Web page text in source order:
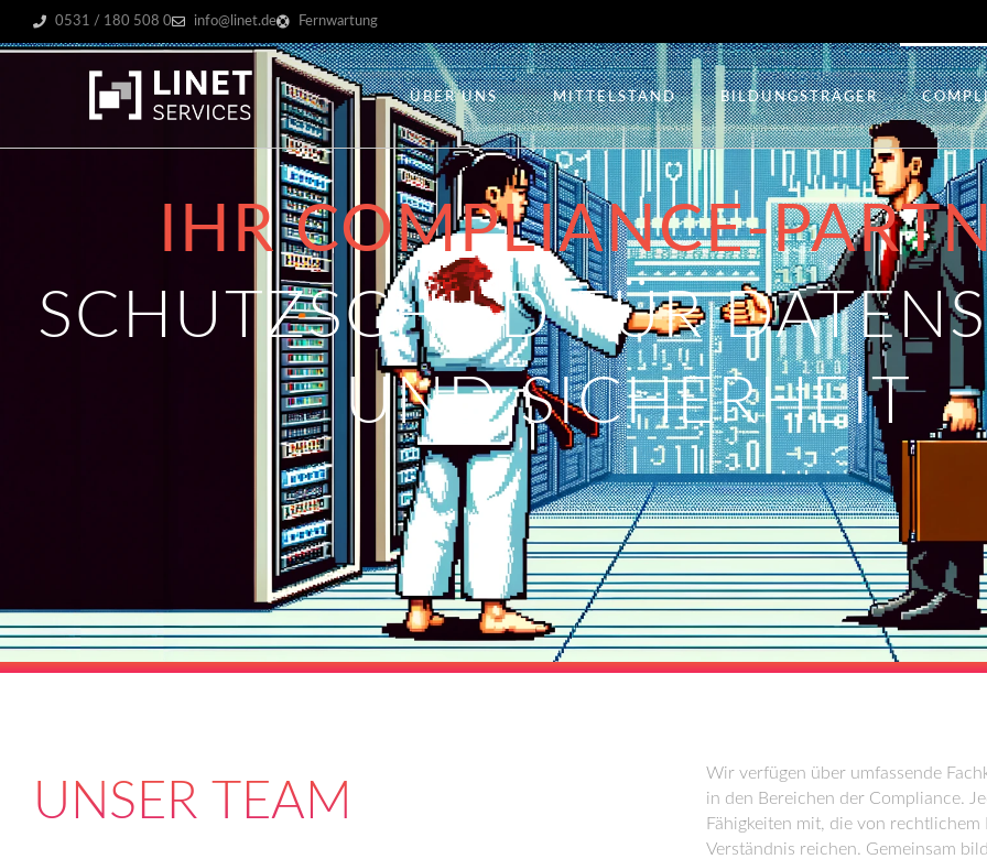
0531 / 180 508 0 info@linet.de Fernwartung
ÜBER UNS MITTELSTAND BILDUNGSTRÄGER
IHR COMPLIANCE-
SCHUTZSCHILD FÜR
UND SICHERHEIT
UNSER TEAM
Wir verfügen über umfassende
in den Bereichen der Compliance.
Fähigkeiten mit, die von
Verständnis reichen. Gemeinsam